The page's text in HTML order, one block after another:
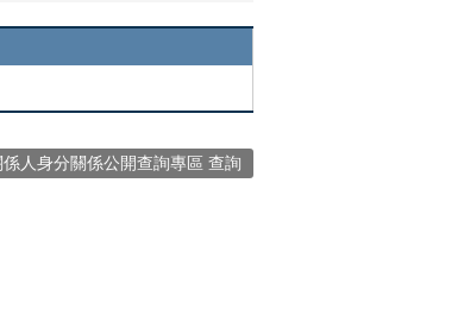
人身分關係公開查詢專區 查詢